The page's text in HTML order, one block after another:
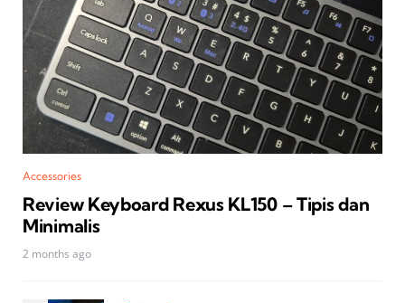
Accessories
Review Keyboard Rexus KL150 – Tipis dan
Minimalis
2 months ago